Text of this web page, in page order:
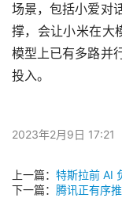
场景，包括小爱对
撑，会让小米在大
模型上已有多路并
投入。
2023年2月9日 17:21
上一篇： 特斯拉前 AI
下一篇： 腾讯正有序